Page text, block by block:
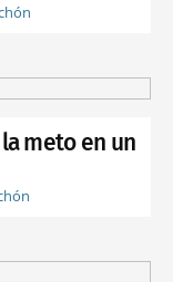
meto en un